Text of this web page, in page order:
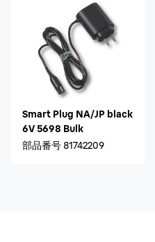
Smart Plug NA/JP black
6V 5698 Bulk
部品番号81742209